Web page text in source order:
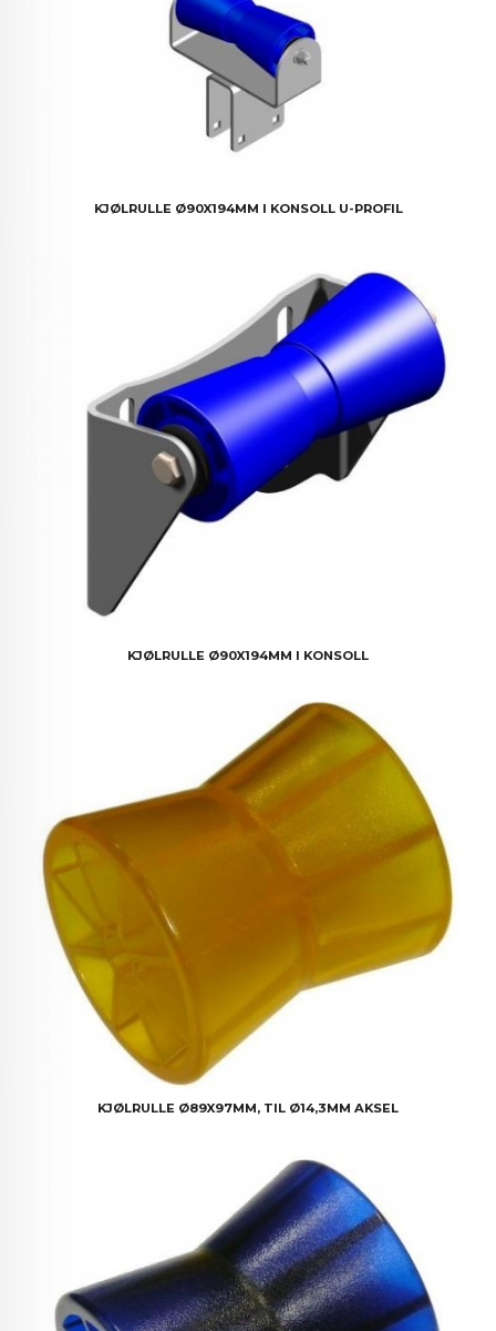
KJØLRULLE Ø90X194MM I KONSOLL U-PROFIL
KJØLRULLE Ø90X194MM I KONSOLL
KJØLRULLE Ø89X97MM, TIL Ø14,3MM AKSEL